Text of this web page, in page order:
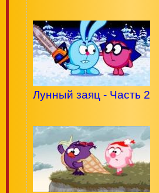
Лунный заяц - Часть 2